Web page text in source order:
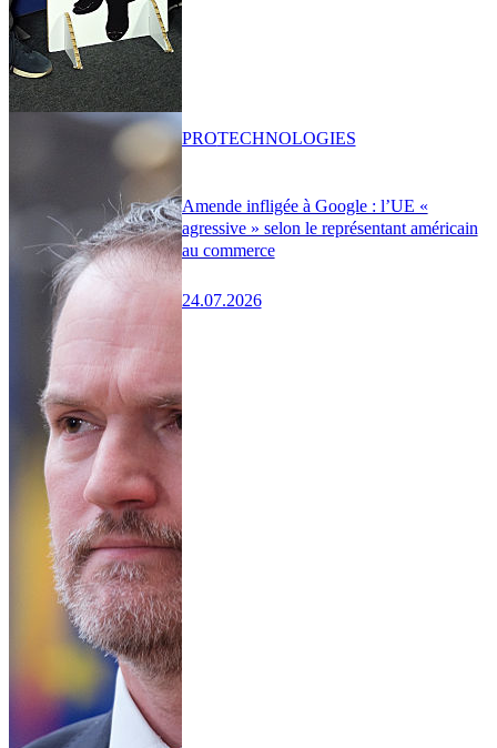
Amende infligée à Google : l’UE «
agressive » selon le représentant américain
au commerce
24.07.2026
PROTECHNOLOGIES